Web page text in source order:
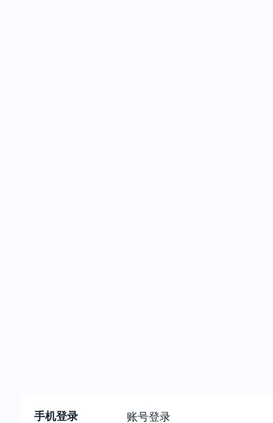
手机登录 账号登录